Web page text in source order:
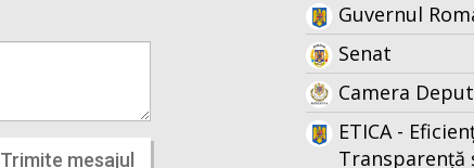
Trimite mesajul
Guvernul
Senat
Camera
ETICA -
Transparență